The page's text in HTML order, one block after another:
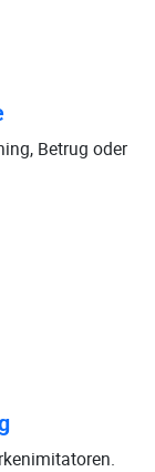
Betrug oder